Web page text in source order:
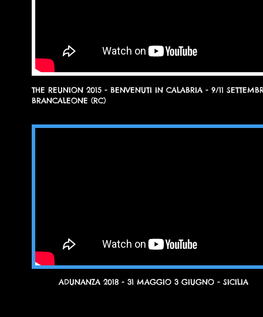
THE REUNION 2015 - BENVENUTI IN CALABRIA - 9/11
BRANCALEONE (RC)
ADUNANZA 2018 - 31 MAGGIO 3 GIUGNO - SICILIA